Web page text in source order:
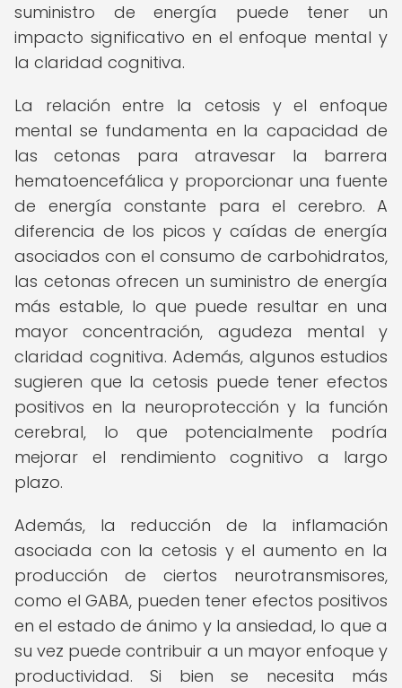
suministro de energía puede tener un
impacto significativo en el enfoque mental y
la claridad cognitiva.
La relación entre la cetosis y el enfoque
mental se fundamenta en la capacidad de
las cetonas para atravesar la barrera
hematoencefálica y proporcionar una fuente
de energía constante para el cerebro. A
diferencia de los picos y caídas de energía
asociados con el consumo de carbohidratos,
las cetonas ofrecen un suministro de energía
más estable, lo que puede resultar en una
mayor concentración, agudeza mental y
claridad cognitiva. Además, algunos estudios
sugieren que la cetosis puede tener efectos
positivos en la neuroprotección y la función
cerebral, lo que potencialmente podría
mejorar el rendimiento cognitivo a largo
plazo.
Además, la reducción de la inflamación
asociada con la cetosis y el aumento en la
producción de ciertos neurotransmisores,
como el GABA, pueden tener efectos positivos
en el estado de ánimo y la ansiedad, lo que a
su vez puede contribuir a un mayor enfoque y
productividad. Si bien se necesita más